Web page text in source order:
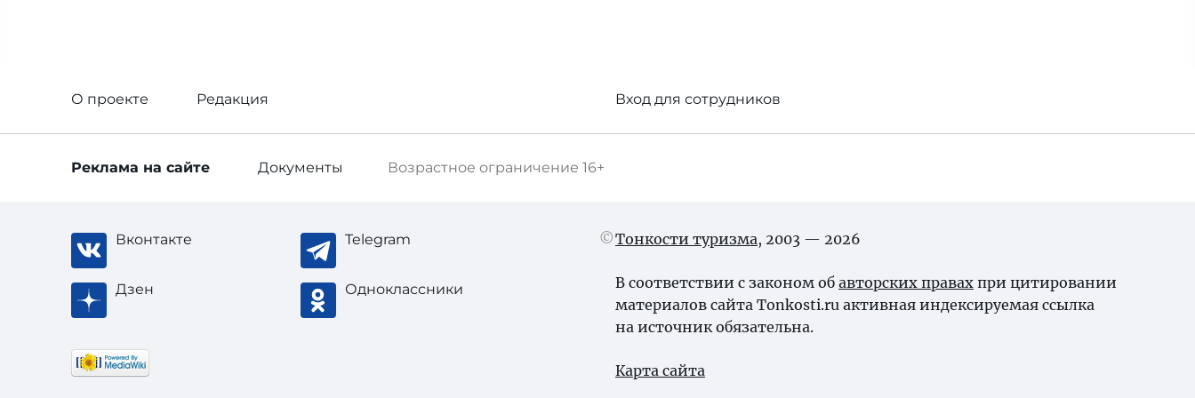
О проекте Редакция Вход для сотрудников
Возрастное ограничение 16+
Реклама на сайте Документы
Вконтакте Telegram
Дзен Одноклассники
Тонкости туризма, 2003 — 2026
В соответствии с законом об авторских правах при цитировании
материалов сайта Tonkosti.ru активная индексируемая ссылка
на источник обязательна.
Карта сайта